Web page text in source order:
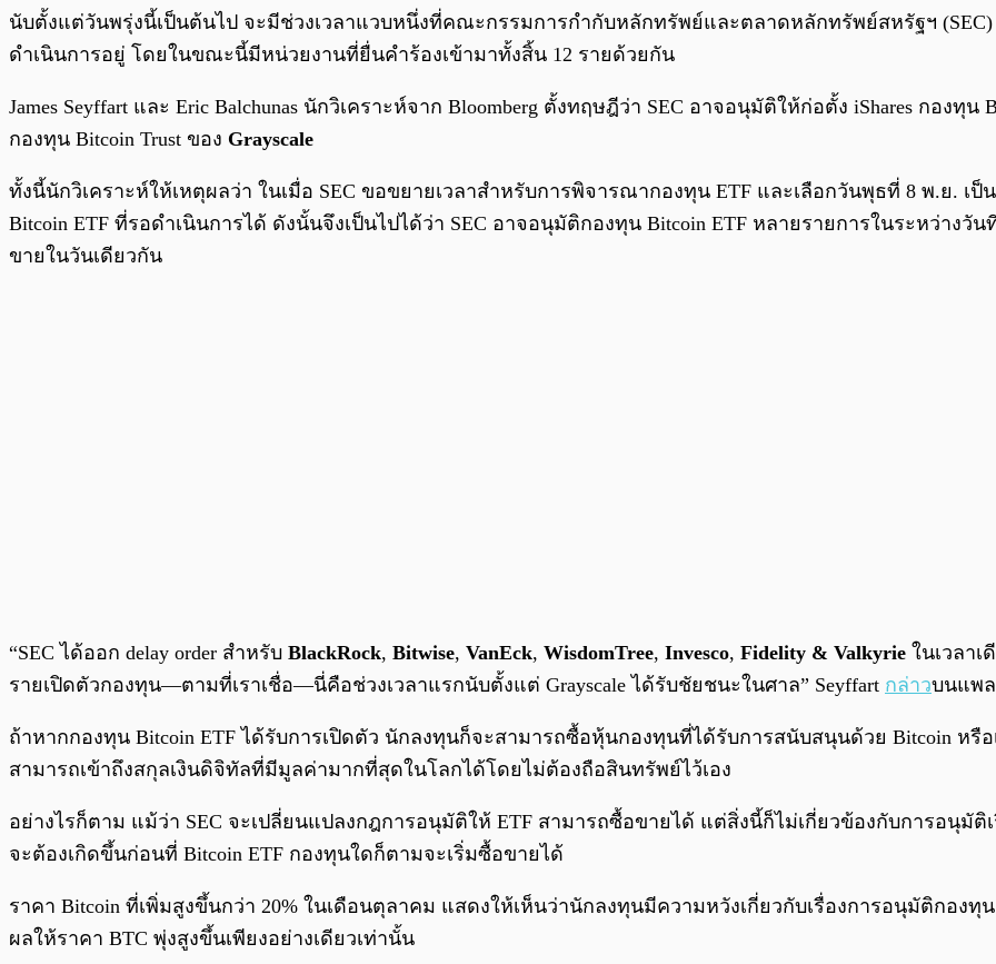
พร้อมเล่น
นับตั้งแต่วันพรุ่งนี้เป็นต้นไป จะมีช่วงเวลาแวบหนึ่งที่คณะกรรมการกำกับหลักทรัพย์และตลาดหลักทรัพย์สหรัฐฯ
ดำเนินการอยู่ โดยในขณะนี้มีหน่วยงานที่ยื่นคำร้องเข้ามาทั้งสิ้น 12 รายด้วยกัน
James Seyffart และ Eric Balchunas นักวิเคราะห์จาก Bloomberg ตั้งทฤษฎีว่า SEC อาจอนุมัติให้ก่อตั้ง iShares กองทุน
กองทุน Bitcoin Trust ของ Grayscale
ทั้งนี้นักวิเคราะห์ให้เหตุผลว่า ในเมื่อ SEC ขอขยายเวลาสำหรับการพิจารณากองทุน ETF และเลือกวันพุธที่ 8 พ.ย.
Bitcoin ETF ที่รอดำเนินการได้ ดังนั้นจึงเป็นไปได้ว่า SEC อาจอนุมัติกองทุน Bitcoin ETF หลายรายการในระหว่าง
ขายในวันเดียวกัน
“SEC ได้ออก delay order สำหรับ BlackRock, Bitwise, VanEck, WisdomTree, Invesco, Fidelity & Valkyrie ในเวลา
รายเปิดตัวกองทุน—ตามที่เราเชื่อ—นี่คือช่วงเวลาแรกนับตั้งแต่ Grayscale ได้รับชัยชนะในศาล” Seyffart กล่าวบนแพ
ถ้าหากกองทุน Bitcoin ETF ได้รับการเปิดตัว นักลงทุนก็จะสามารถซื้อหุ้นกองทุนที่ได้รับการสนับสนุนด้วย Bitcoin หรื
สามารถเข้าถึงสกุลเงินดิจิทัลที่มีมูลค่ามากที่สุดในโลกได้โดยไม่ต้องถือสินทรัพย์ไว้เอง
อย่างไรก็ตาม แม้ว่า SEC จะเปลี่ยนแปลงกฎการอนุมัติให้ ETF สามารถซื้อขายได้ แต่สิ่งนี้ก็ไม่เกี่ยวข้องกับการอนุมั
จะต้องเกิดขึ้นก่อนที่ Bitcoin ETF กองทุนใดก็ตามจะเริ่มซื้อขายได้
ราคา Bitcoin ที่เพิ่มสูงขึ้นกว่า 20% ในเดือนตุลาคม แสดงให้เห็นว่านักลงทุนมีความหวังเกี่ยวกับเรื่องการอนุมัติกอง
ผลให้ราคา BTC พุ่งสูงขึ้นเพียงอย่างเดียวเท่านั้น